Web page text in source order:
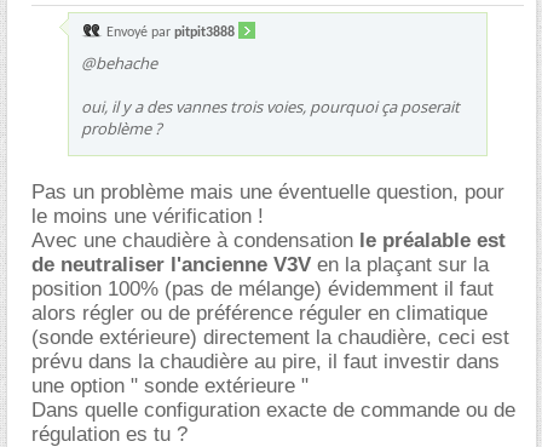
Envoyé par pitpit3888
@behache
oui, il y a des vannes trois voies, pourquoi ça poserait
problème ?
Pas un problème mais une éventuelle question, pour
le moins une vérification !
Avec une chaudière à condensation le préalable est
de neutraliser l'ancienne V3V en la plaçant sur la
position 100% (pas de mélange) évidemment il faut
alors régler ou de préférence réguler en climatique
(sonde extérieure) directement la chaudière, ceci est
prévu dans la chaudière au pire, il faut investir dans
une option " sonde extérieure "
Dans quelle configuration exacte de commande ou de
régulation es tu ?